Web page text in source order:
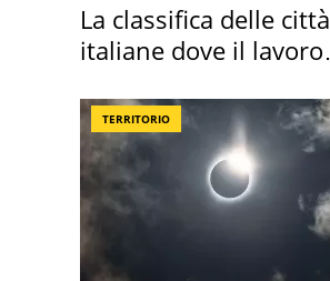
La classifica delle città
italiane dove il lavoro
TERRITORIO